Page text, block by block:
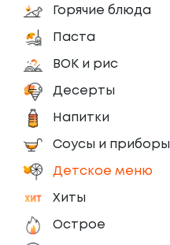
Горячие блюда
Паста
ВОК и рис
Десерты
Напитки
Соусы и приборы
Детское меню
Хиты
Острое